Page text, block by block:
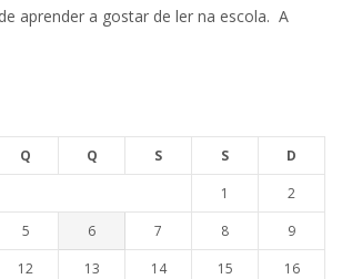
aprender a gostar de ler na escola. A
Q Q S S
D
1
2
5 6 7 8
9
12 13 14 15
16